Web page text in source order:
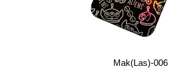
Mak(Las)-006